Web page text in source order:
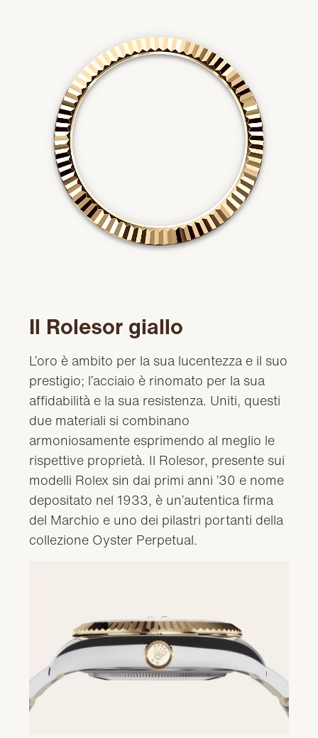
Il Rolesor giallo
L’oro è ambito per la sua lucentezza e il suo
prestigio; l’acciaio è rinomato per la sua
affidabilità e la sua resistenza. Uniti, questi
due materiali si combinano
armoniosamente esprimendo al meglio le
rispettive proprietà. Il Rolesor, presente sui
modelli Rolex sin dai primi anni ’30 e nome
depositato nel 1933, è un’autentica firma
del Marchio e uno dei pilastri portanti della
collezione Oyster Perpetual.